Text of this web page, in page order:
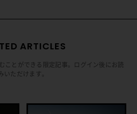
ARTICLES
ことができる限定記事。ログイン後にお読
いただけます。